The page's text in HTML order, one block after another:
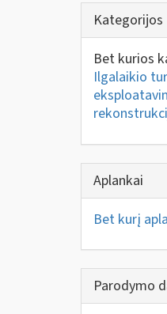
Kategorijos
Bet kurios
Ilgalaikio
Aplankai
Bet kurį
Parodymo